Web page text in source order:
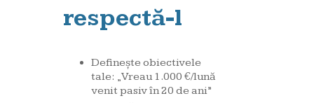
respectă-l
Definește obiectivele
tale: „Vreau 1.000 €/lună
venit pasiv în 20 de ani”